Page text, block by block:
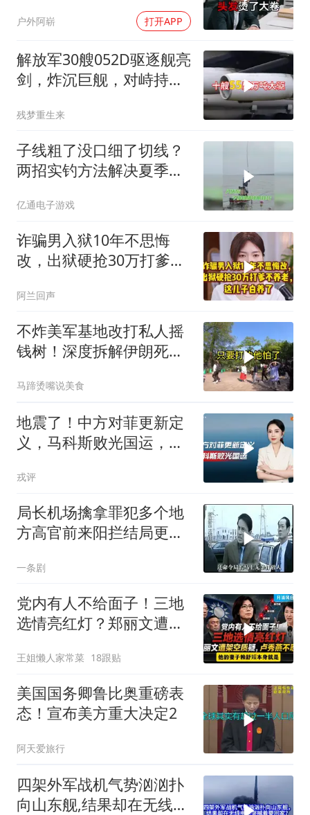
户外阿崭 打开APP
解放军30艘052D驱逐舰亮
剑，炸沉巨舰，对峙持续
残梦重生来
子线粗了没口细了切线？
两招实钓方法解决夏季难
亿通电子游戏
诈骗男入狱10年不思悔
改，出狱硬抢30万打爹不
阿兰回声
不炸美军基地改打私人摇
钱树！深度拆解伊朗死掐
招到底有多绝？
马蹄烫嘴说美食
地震了！中方对菲更新定
义，马科斯败光国运，还
戎评
局长机场擒拿罪犯多个地
方高官前来阳拦结局更引
一条剧
党内有人不给面子！三地
选情亮红灯？郑丽文遭架
一起来听听
王姐懒人家常菜 18跟贴
美国国务卿鲁比奥重磅表
态！宣布美方重大决定2
阿天爱旅行
四架外军战机气势汹汹扑
向山东舰,结果却在无线电